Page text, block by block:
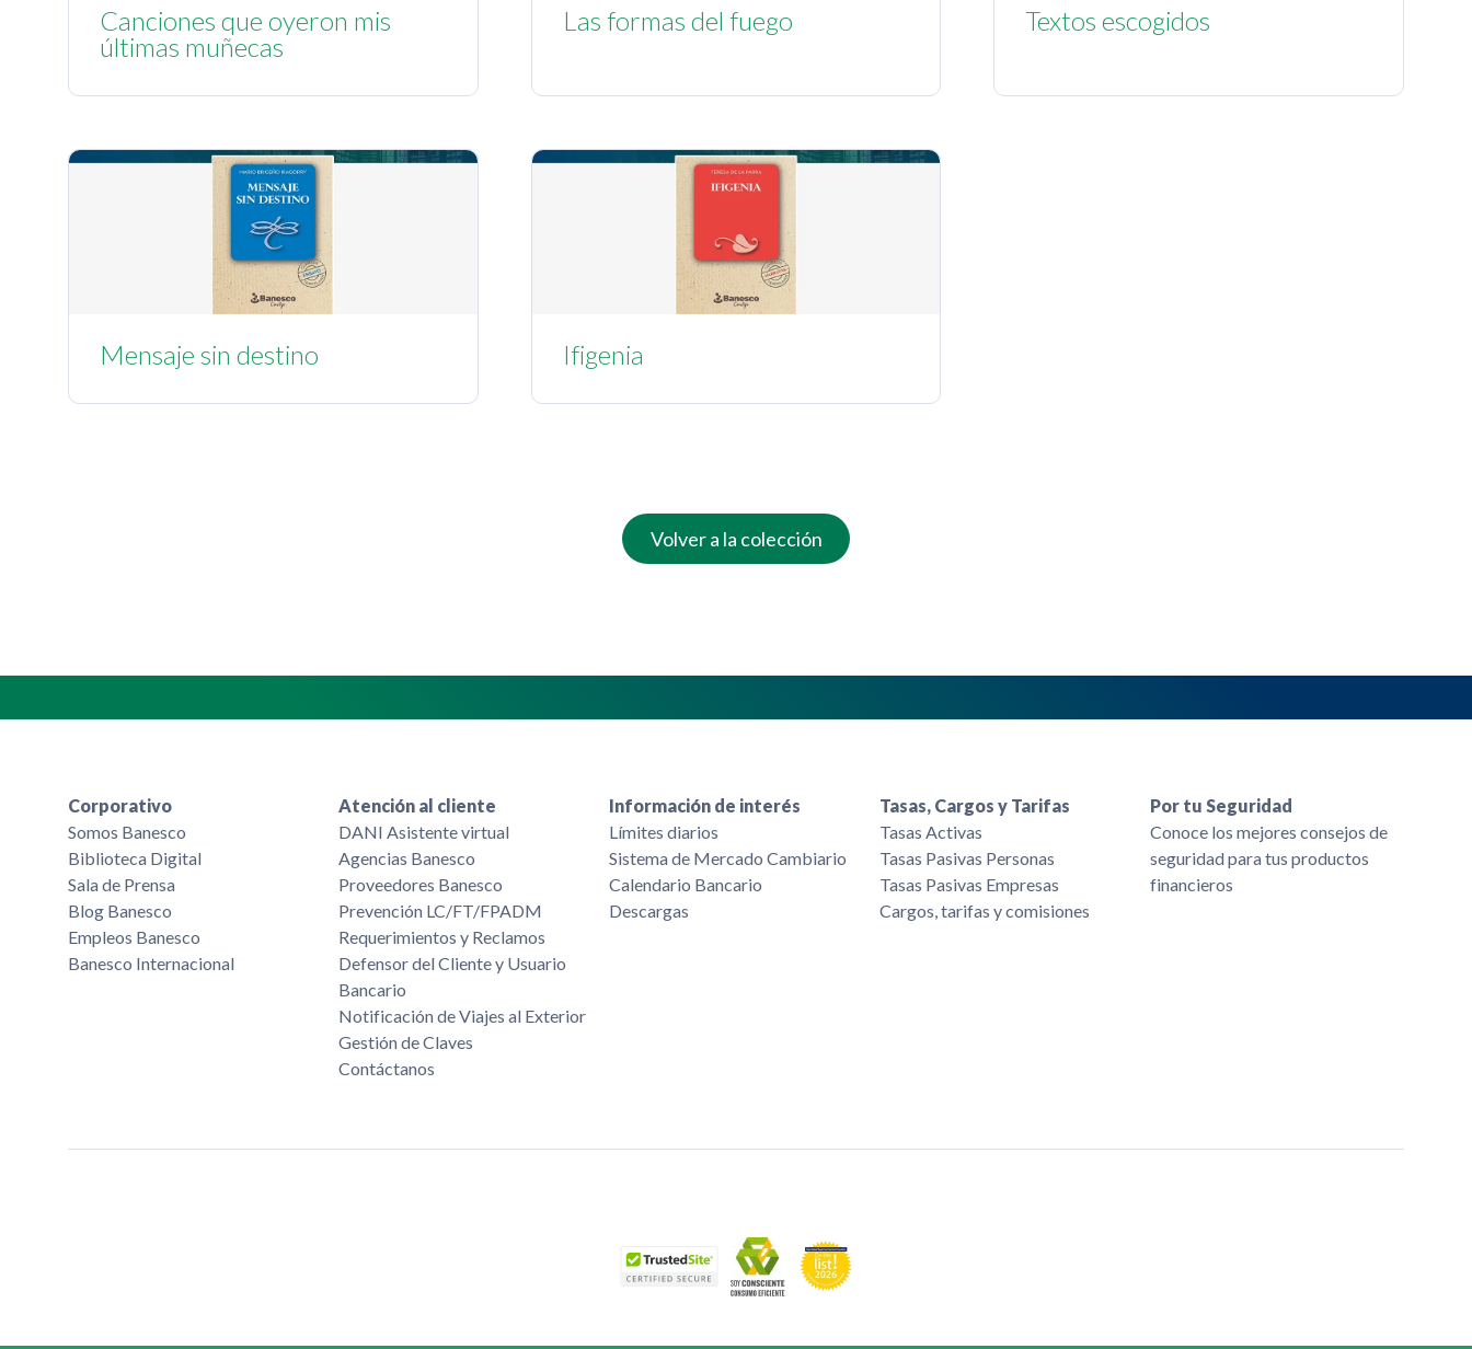
Canciones que oyeron mis
últimas muñecas
Las formas del fuego Textos escogidos
Mensaje sin destino Ifigenia
Volver a la colección
Corporativo
Somos Banesco
Biblioteca Digital
Sala de Prensa
Blog Banesco
Empleos Banesco
Banesco Internacional
Atención al cliente
DANI Asistente virtual
Agencias Banesco
Proveedores Banesco
Prevención LC/FT/FPADM
Requerimientos y Reclamos
Defensor del Cliente y Usuario
Bancario
Notificación de Viajes al Exterior
Gestión de Claves
Contáctanos
Información de interés
Límites diarios
Sistema de Mercado Cambiario
Calendario Bancario
Descargas
Tasas, Cargos y Tarifas
Tasas Activas
Tasas Pasivas Personas
Tasas Pasivas Empresas
Cargos, tarifas y comisiones
Por tu Seguridad
Conoce los mejores consejos de
seguridad para tus productos
financieros